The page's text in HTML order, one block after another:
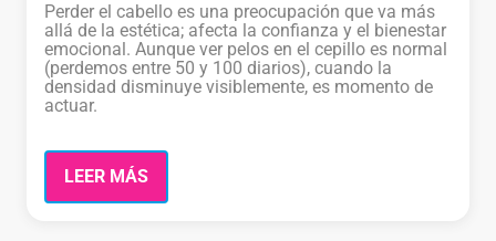
Perder el cabello es una preocupación que va más
allá de la estética; afecta la confianza y el bienestar
emocional. Aunque ver pelos en el cepillo es normal
(perdemos entre 50 y 100 diarios), cuando la
densidad disminuye visiblemente, es momento de
actuar.
LEER MÁS